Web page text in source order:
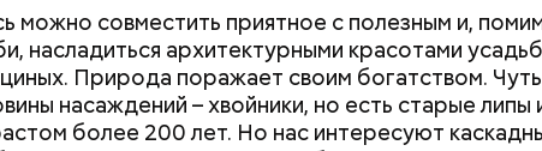
можно совместить приятное с полезным и,
насладиться архитектурными красотами
Природа поражает своим богатством.
насаждений – хвойники, но есть старые липы
более 200 лет. Но нас интересуют